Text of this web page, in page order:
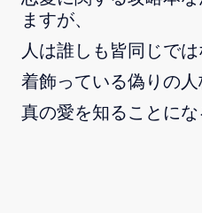
ますが、
人は誰しも皆同じでは
着飾っている偽りの人
真の愛を知ることにな